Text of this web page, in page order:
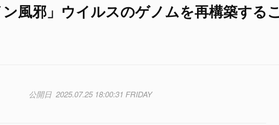
風邪」ウイルスのゲノムを再構築する
2025.07.25 18:00:31 FRIDAY